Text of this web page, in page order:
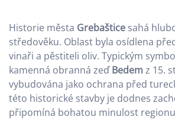
Historie města Grebaštice sahá
středověku. Oblast byla osídlena
vinaři a pěstiteli oliv. Typickým
kamenná obranná zeďBedemz 15.
vybudována jako ochrana před
této historické stavby je dodnes
připomíná bohatou minulost